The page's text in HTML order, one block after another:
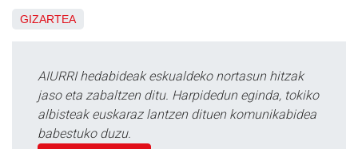
GIZARTEA
AIURRI hedabideak eskualdeko nortasun hitzak
jaso eta zabaltzen ditu. Harpidedun eginda, tokiko
albisteak euskaraz lantzen dituen komunikabidea
babestuko duzu.